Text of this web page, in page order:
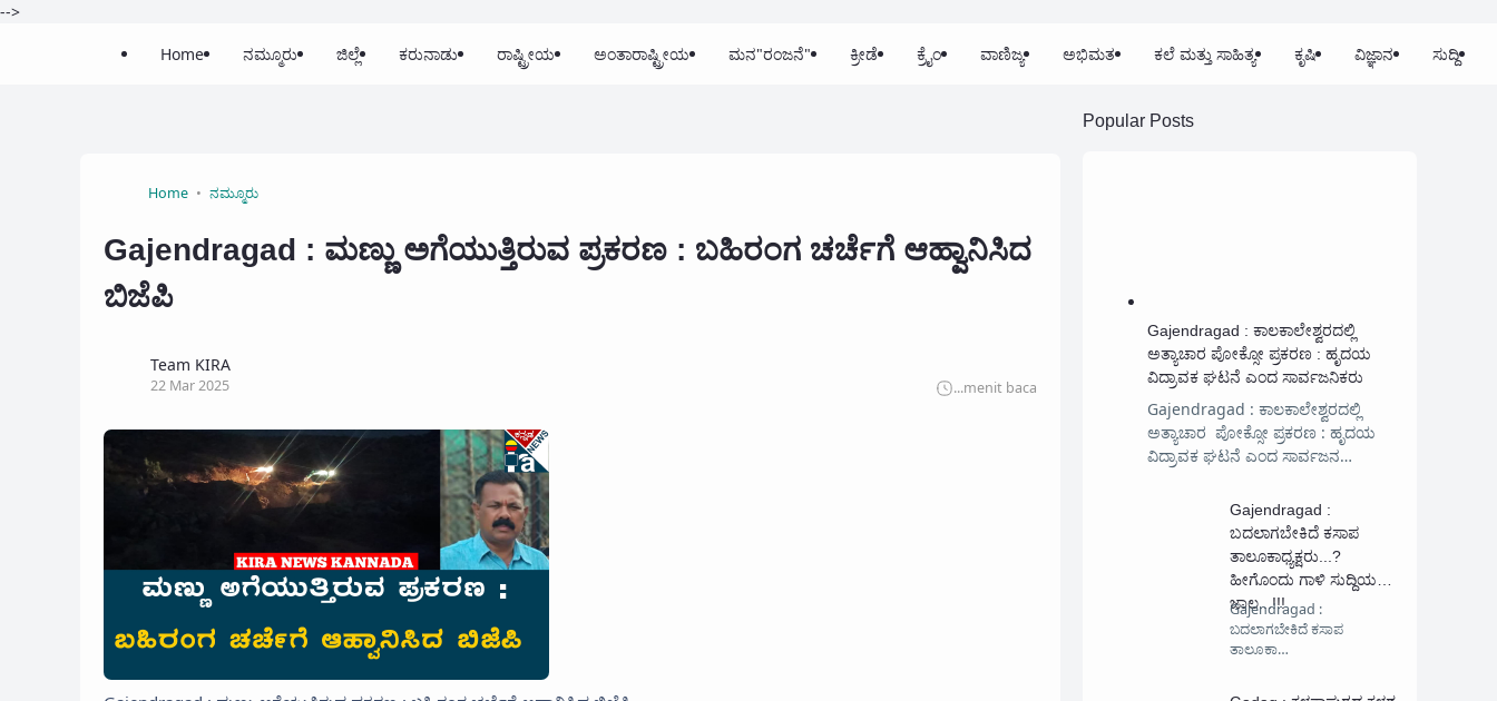
-->
Home
ನಮ್ಮೂರು ಜಿಲ್ಲೆ ಕರುನಾಡು ರಾಷ್ಟ್ರೀಯ ಅಂತಾರಾಷ್ಟ್ರೀಯ ಮನ"ರಂಜನೆ" ಕ್ರೀಡೆ ಕ್ರೈಂ ವಾಣಿಜ್ಯ ಅಭಿಮತ ಕಲೆ ಮತ್ತು ಸಾಹಿತ್ಯ ಕೃಷಿ ವಿಜ್ಞಾನ ಸುದ್ದಿ
Home ನಮ್ಮೂರು
Gajendragad : ಮಣ್ಣು ಅಗೆಯುತ್ತಿರುವ ಪ್ರಕರಣ : ಬಹಿರಂಗ ಚರ್ಚೆಗೆ ಆಹ್ವಾನಿಸಿದ
ಬಿಜೆಪಿ
Team KIRA
22 Mar 2025 ...menit baca
Popular Posts
Gajendragad : ಕಾಲಕಾಲೇಶ್ವರದಲ್ಲಿ
ಅತ್ಯಾಚಾರ ಪೋಕ್ಸೋ ಪ್ರಕರಣ : ಹೃದಯ
ವಿದ್ರಾವಕ ಘಟನೆ ಎಂದ ಸಾರ್ವಜನಿಕರು
Gajendragad : ಕಾಲಕಾಲೇಶ್ವರದಲ್ಲಿ
ಅತ್ಯಾಚಾರ ಪೋಕ್ಸೋ ಪ್ರಕರಣ : ಹೃದಯ
ವಿದ್ರಾವಕ ಘಟನೆ ಎಂದ ಸಾರ್ವಜನ…
Gajendragad :
ಬದಲಾಗಬೇಕಿದೆ ಕಸಾಪ
ತಾಲೂಕಾಧ್ಯಕ್ಷರು...?
ಹೀಗೊಂದು ಗಾಳಿ ಸುದ್ದಿಯ
ಜಾಲ...!!!
Gajendragad :
ಬದಲಾಗಬೇಕಿದೆ ಕಸಾಪ
ತಾಲೂಕಾ…